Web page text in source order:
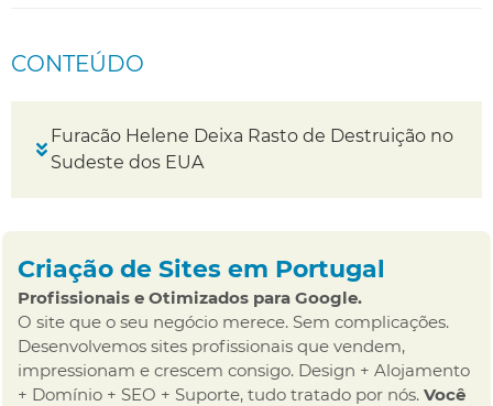
CONTEÚDO
Furacão Helene Deixa Rasto de Destruição no
Sudeste dos EUA
Criação de Sites em Portugal
Profissionais e Otimizados para Google.
O site que o seu negócio merece. Sem complicações.
Desenvolvemos sites profissionais que vendem,
impressionam e crescem consigo. Design + Alojamento
+ Domínio + SEO + Suporte, tudo tratado por nós. Você